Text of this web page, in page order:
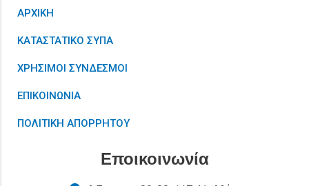
ΑΡΧΙΚΗ
ΚΑΤΑΣΤΑΤΙΚΟ ΣΥΠΑ
ΧΡΗΣΙΜΟΙ ΣΥΝΔΕΣΜΟΙ
ΕΠΙΚΟΙΝΩΝΙΑ
ΠΟΛΙΤΙΚΗ ΑΠΟΡΡΗΤΟΥ
Εποικοινωνία